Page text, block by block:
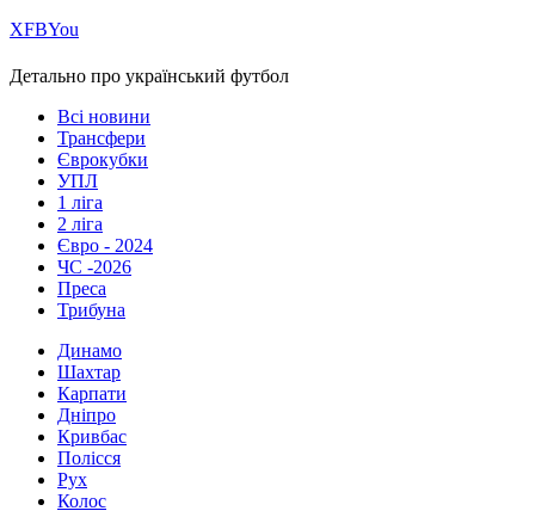
ХFBYou
Детально про український футбол
Всі новини
Трансфери
Єврокубки
УПЛ
1 ліга
2 ліга
Євро - 2024
ЧС -2026
Преса
Трибуна
Динамо
Шахтар
Карпати
Дніпро
Кривбас
Полісся
Рух
Колос